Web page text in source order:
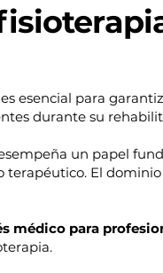
es esencial para
durante su
un papel
El
médico para